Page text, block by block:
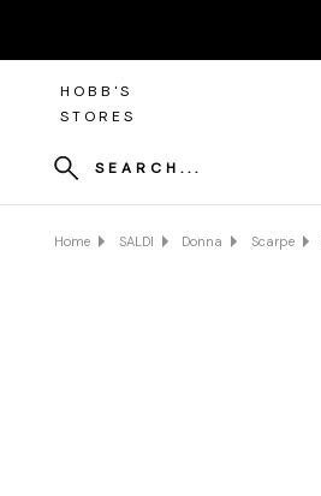
HOBB'S
STORES
SEARCH...
Home SALDI Donna Scarpe